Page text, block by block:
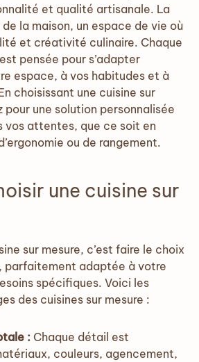
et qualité artisanale. La
la maison, un espace de vie où
et créativité culinaire. Chaque
pensée pour s’adapter
espace, à vos habitudes et à
choisissant une cuisine sur
pour une solution personnalisée
vos attentes, que ce soit en
ou de rangement.
une cuisine sur
sur mesure, c’est faire le choix
parfaitement adaptée à votre
spécifiques. Voici les
des cuisines sur mesure :
: Chaque détail est
couleurs, agencement,